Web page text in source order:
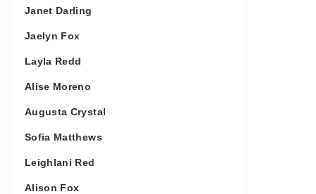
Janet Darling
Jaelyn Fox
Layla Redd
Alise Moreno
Augusta Crystal
Sofia Matthews
Leighlani Red
Alison Fox